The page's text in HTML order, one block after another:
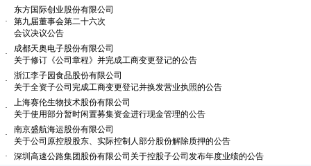
·
东方国际创业股份有限公司
第九届董事会第二十六次
会议决议公告
·
成都天奥电子股份有限公司
关于修订《公司章程》并完成工商变更登记的公告
·
浙江李子园食品股份有限公司
关于全资子公司完成工商变更登记并换发营业执照的公告
·
上海赛伦生物技术股份有限公司
关于使用部分暂时闲置募集资金进行现金管理的公告
·
南京盛航海运股份有限公司
关于公司原控股股东、实际控制人部分股份解除质押的公告
·
深圳高速公路集团股份有限公司关于控股子公司发布年度业绩的公告